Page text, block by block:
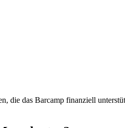
die das Barcamp finanziell